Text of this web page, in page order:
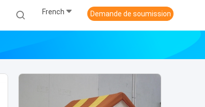
French Demande de soumission